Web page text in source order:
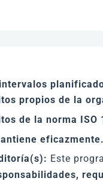
propios de la
de la norma ISO
eficazmente.
Este